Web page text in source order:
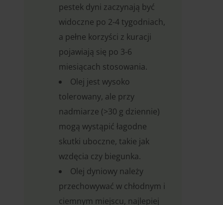
pestek dyni zaczynają być
widoczne po 2-4 tygodniach,
a pełne korzyści z kuracji
pojawiają się po 3-6
miesiącach stosowania.
Olej jest wysoko
tolerowany, ale przy
nadmiarze (>30 g dziennie)
mogą wystąpić łagodne
skutki uboczne, takie jak
wzdęcia czy biegunka.
Olej dyniowy należy
przechowywać w chłodnym i
ciemnym miejscu, najlepiej